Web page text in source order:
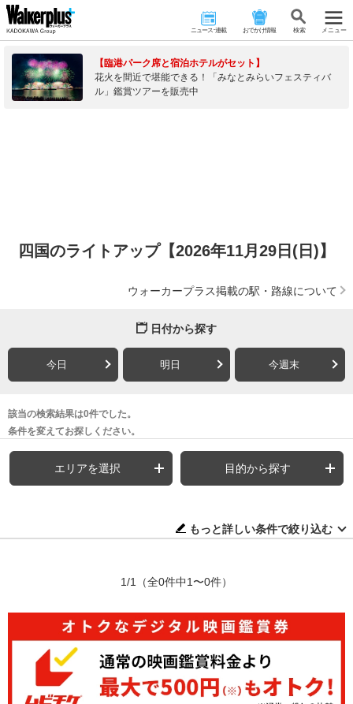
ニュース･連載 おでかけ情報 検 索 メニュー
【臨港パーク席と宿泊ホテルがセット】
花火を間近で堪能できる！「みなとみらいフェスティバ
ル」鑑賞ツアーを販売中
四国のライトアップ【2026年11月29日(日)】
ウォーカープラス掲載の駅・路線について
日付から探す
今日 明日 今週末
該当の検索結果は0件でした。
条件を変えてお探しください。
エリアを選択 目的から探す
もっと詳しい条件で絞り込む
1/1 （全0件中1〜0件）